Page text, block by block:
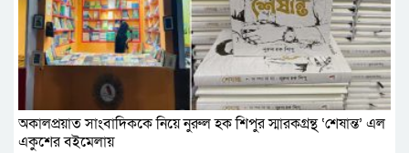
অকালপ্রয়াত সাংবাদিককে নিয়ে নুরুল হক শিপুর স্মারকগ্রন্থ ‘শেষান্ত’ এল
একুশের বইমেলায়